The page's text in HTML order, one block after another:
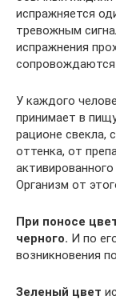
испражняется
тревожным
испражнения
У каждого
принимает в
рационе свекла,
оттенка, от
Организм от
При поносе
черного. И по
возникновения
Зеленый цвет